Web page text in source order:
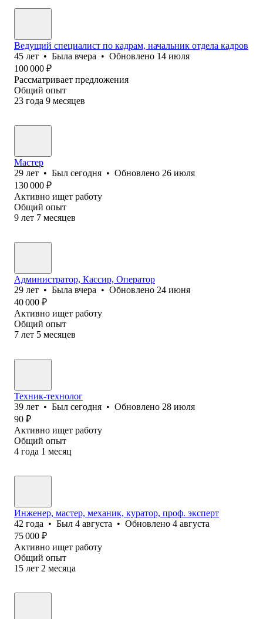
Ведущий специалист по кадрам, начальник отдела кадров
45 лет • Была вчера • Обновлено 14 июля
100 000 ₽
Рассматривает предложения
Общий опыт
23 года 9 месяцев
Мастер
29 лет • Был сегодня • Обновлено 26 июля
130 000 ₽
Активно ищет работу
Общий опыт
9 лет 7 месяцев
Администратор, Кассир, Оператор
29 лет • Была вчера • Обновлено 24 июня
40 000 ₽
Активно ищет работу
Общий опыт
7 лет 5 месяцев
Техник-технолог
39 лет • Был сегодня • Обновлено 28 июля
90 ₽
Активно ищет работу
Общий опыт
4 года 1 месяц
Инженер, мастер, механик, куратор, проф. эксперт
42 года • Был 4 августа • Обновлено 4 августа
75 000 ₽
Активно ищет работу
Общий опыт
15 лет 2 месяца